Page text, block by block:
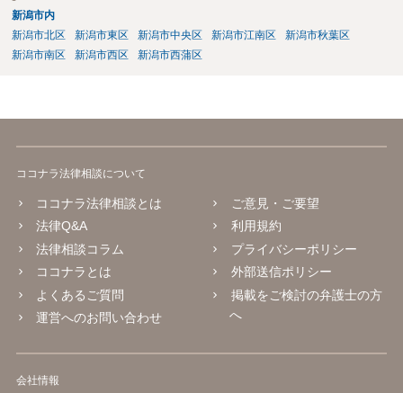
新潟市内
新潟市北区
新潟市東区 新潟市中央区 新潟市江南区
新潟市秋葉区
新潟市南区
新潟市西区 新潟市西蒲区
ココナラ法律相談について
ココナラ法律相談とは
法律Q&A
法律相談コラム
ココナラとは
よくあるご質問
運営へのお問い合わせ
ご意見・ご要望
利用規約
プライバシーポリシー
外部送信ポリシー
掲載をご検討の弁護士の方
へ
会社情報